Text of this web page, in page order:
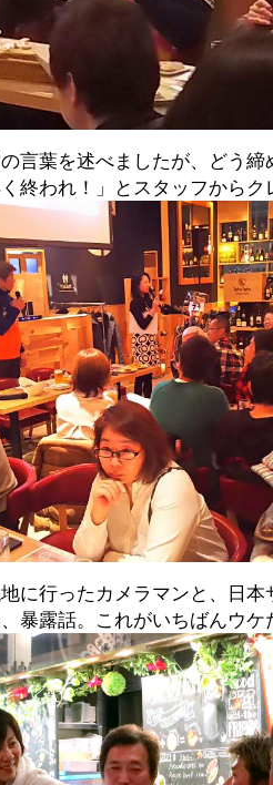
言葉を述べましたが、どう
終われ！」とスタッフからク
に行ったカメラマンと、日
暴露話。これがいちばんウケ